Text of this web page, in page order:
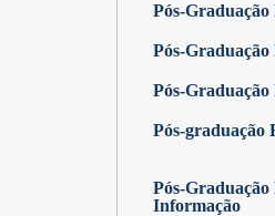
Pós-
Pós-
Pós-
Pós-graduação
Pós-Graduação
Informação